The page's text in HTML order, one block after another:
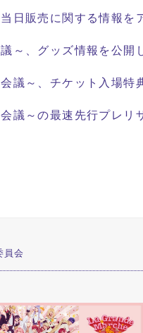
日販売に関する情報を
～、グッズ情報を公開
議～、チケット入場特
議～の最速先行プレリ
会